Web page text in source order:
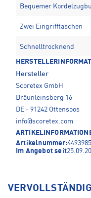
Bequemer
Zwei Eingrifftaschen
Schnelltrocknend
Hersteller
Scoretex GmbH
Bräunleinsberg 16
DE - 91242 Ottensoos
info@scoretex.com
Artikelnummer:
Im Angebot seit